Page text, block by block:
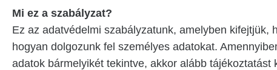
Mi ez a szabályzat?
Ez az adatvédelmi szabályzatunk, amelyben kifejtjük,
hogyan dolgozunk fel személyes adatokat.
adatok bármelyikét tekintve, akkor alább tájékoztatást